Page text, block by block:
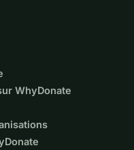
WhyDonate